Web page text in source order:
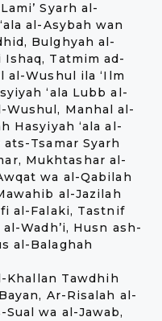
Syarh al-
al-Asybah wan
Bulghyah al-
Ishaq, Tatmim ad-
al-Wushul ila ‘Ilm
‘ala Lubb al-
Wushul, Manhal al-
Hasyiyah ‘ala al-
Tsamar Syarh
Mukhtashar al-
wa al-Qabilah
al-Jazilah
al-Falaki, Tastnif
Wadh’i, Husn ash-
al-Balaghah
Khallan Tawdhih
Ar-Risalah al-
Sual wa al-Jawab,